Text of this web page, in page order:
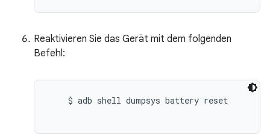
Reaktivieren Sie das Gerät mit dem folgenden
Befehl:
    $ adb shell dumpsys battery reset